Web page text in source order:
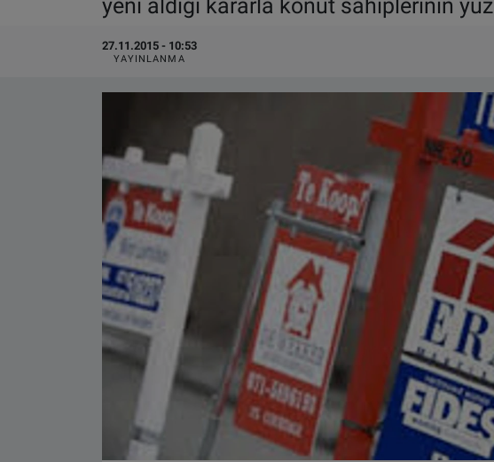
yeni aldığı kararla konut sahiplerinin yüz
27.11.2015 - 10:53
YAYINLANMA
Çerez Politikası